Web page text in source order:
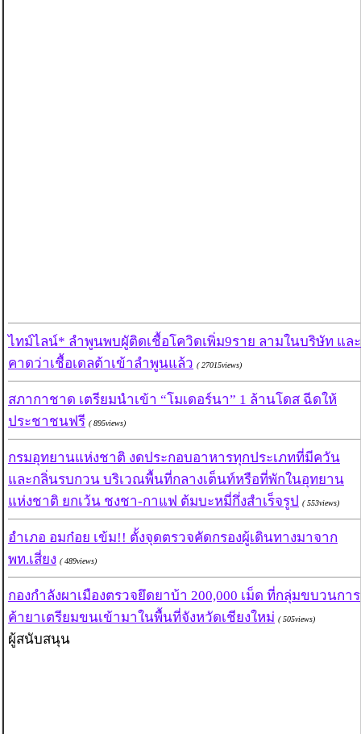
ไทม์ไลน์* ลำพูนพบผูัติดเชื้อโควิดเพิ่ม9ราย ลามในบริษัท และ
คาดว่าเชื้อเดลต้าเข้าลำพูนแล้ว ( 27015views)
สภากาชาด เตรียมนำเข้า “โมเดอร์นา” 1 ล้านโดส ฉีดให้
ประชาชนฟรี ( 895views)
กรมอุทยานแห่งชาติ งดประกอบอาหารทุกประเภทที่มีควัน
และกลิ่นรบกวน บริเวณพื้นที่กลางเต็นท์หรือที่พักในอุทยาน
แห่งชาติ ยกเว้น ชงชา-กาแฟ ต้มบะหมี่กึ่งสำเร็จรูป ( 553views)
อำเภอ อมก๋อย เข้ม!! ตั้งจุดตรวจคัดกรองผู้เดินทางมาจาก
พท.เสี่ยง ( 489views)
กองกำลังผาเมืองตรวจยึดยาบ้า 200,000 เม็ด ที่กลุ่มขบวนการ
ค้ายาเตรียมขนเข้ามาในพื้นที่จังหวัดเชียงใหม่ ( 505views)
ผู้สนับสนุน